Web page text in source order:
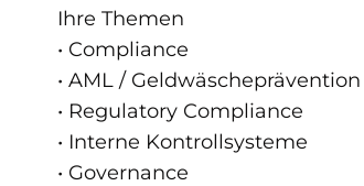
Ihre Themen
• Compliance
• AML / Geldwäscheprävention
• Regulatory Compliance
• Interne Kontrollsysteme
• Governance